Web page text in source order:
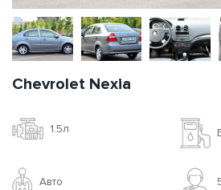
Chevrolet Nexia
1.5л
Авто